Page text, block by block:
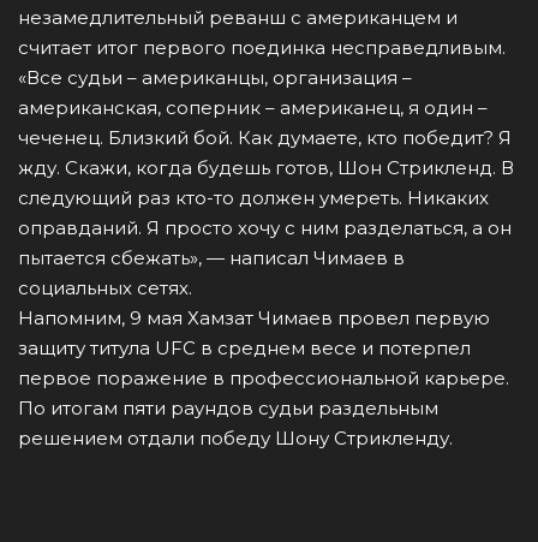
незамедлительный реванш с американцем и
считает итог первого поединка несправедливым.
«Все судьи – американцы, организация –
американская, соперник – американец, я один –
чеченец. Близкий бой. Как думаете, кто победит? Я
жду. Скажи, когда будешь готов, Шон Стрикленд. В
следующий раз кто-то должен умереть. Никаких
оправданий. Я просто хочу с ним разделаться, а он
пытается сбежать», — написал Чимаев в
социальных сетях.
Напомним, 9 мая Хамзат Чимаев провел первую
защиту титула UFC в среднем весе и потерпел
первое поражение в профессиональной карьере.
По итогам пяти раундов судьи раздельным
решением отдали победу Шону Стрикленду.